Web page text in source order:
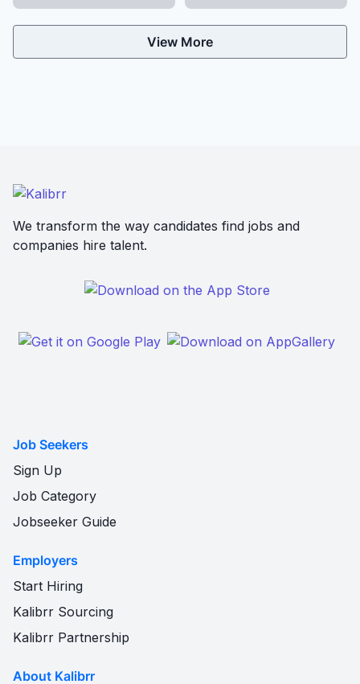
View More
We transform the way candidates find jobs and
companies hire talent.
Job Seekers
Sign Up
Job Category
Jobseeker Guide
Employers
Start Hiring
Kalibrr Sourcing
Kalibrr Partnership
About Kalibrr